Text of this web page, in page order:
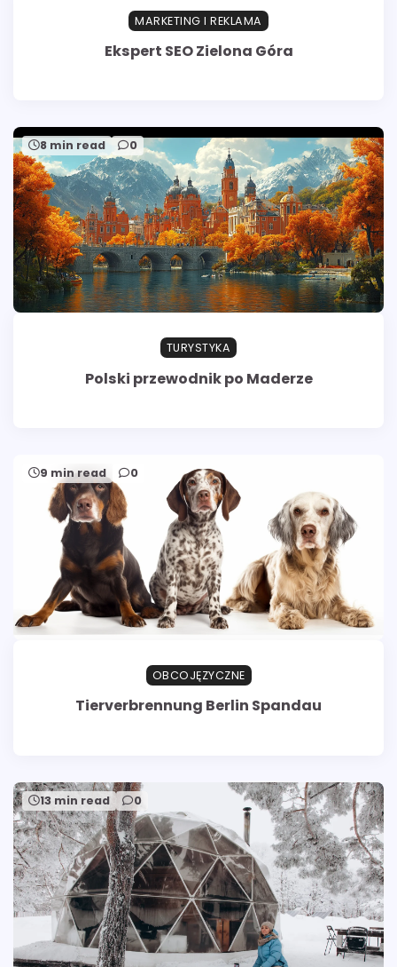
MARKETING I REKLAMA
Ekspert SEO Zielona Góra
8 min read 0
TURYSTYKA
Polski przewodnik po Maderze
9 min read 0
OBCOJĘZYCZNE
Tierverbrennung Berlin Spandau
13 min read 0